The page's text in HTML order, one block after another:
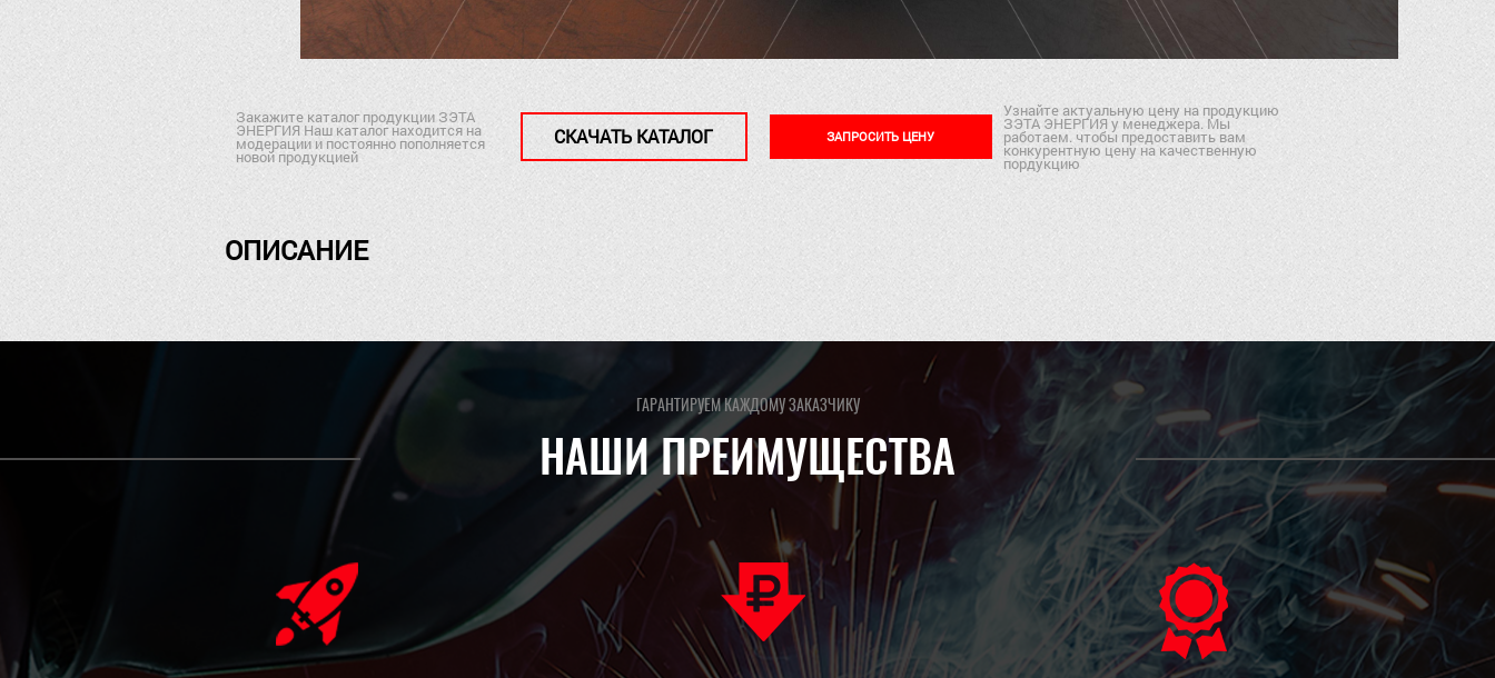
Закажите каталог продукции ЗЭТА
ЭНЕРГИЯ Наш каталог находится на
модерации и постоянно пополняется
новой продукцией
СКАЧАТЬ КАТАЛОГ ЗАПРОСИТЬ ЦЕНУ
Узнайте актуальную цену на продукцию
ЗЭТА ЭНЕРГИЯ у менеджера. Мы
работаем. чтобы предоставить вам
конкурентную цену на качественную
пордукцию
ОПИСАНИЕ
ГАРАНТИРУЕМ КАЖДОМУ ЗАКАЗЧИКУ
НАШИ ПРЕИМУЩЕСТВА